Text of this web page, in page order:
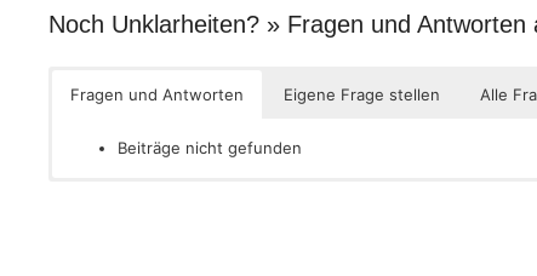
Noch Unklarheiten? » Fragen und
Fragen und Antworten Eigene Frage stellen Alle
Beiträge nicht gefunden